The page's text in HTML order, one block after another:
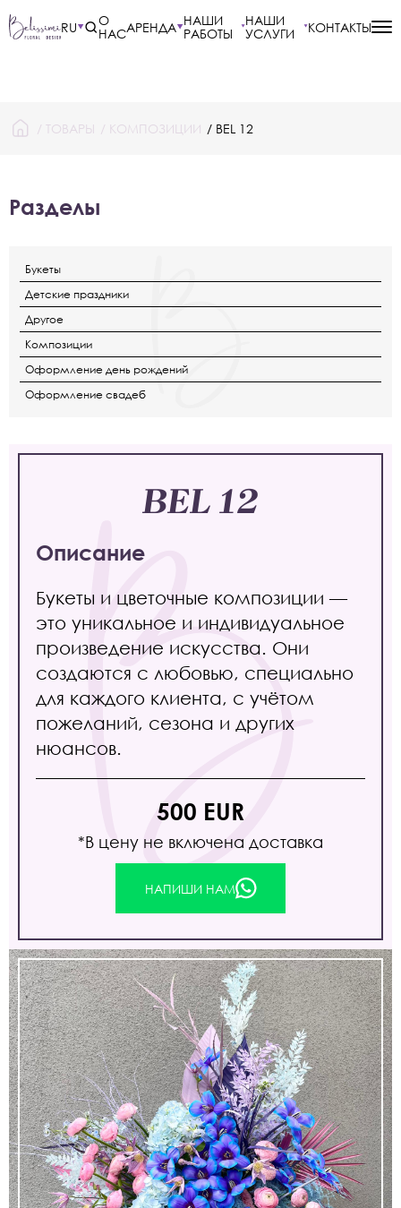
RU
О
НАСАРЕНДА НАШИ
РАБОТЫ
НАШИ
УСЛУГИ
КОНТАКТЫ
/ ТОВАРЫ / КОМПОЗИЦИИ / BEL 12
Разделы
Букеты
Детские праздники
Другое
Композиции
Оформление день рождений
Оформление свадеб
BEL 12
Описание
Букеты и цветочные композиции —
это уникальное и индивидуальное
произведение искусства. Они
создаются с любовью, специально
для каждого клиента, с учётом
пожеланий, сезона и других
нюансов.
500 EUR
*В цену не включена доставка
НАПИШИ НАМ